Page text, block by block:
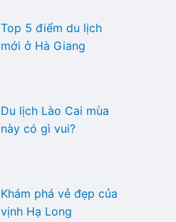
Top 5 điểm du lịch
mới ở Hà Giang
Du lịch Lào Cai mùa
này có gì vui?
Khám phá vẻ đẹp của
vịnh Hạ Long